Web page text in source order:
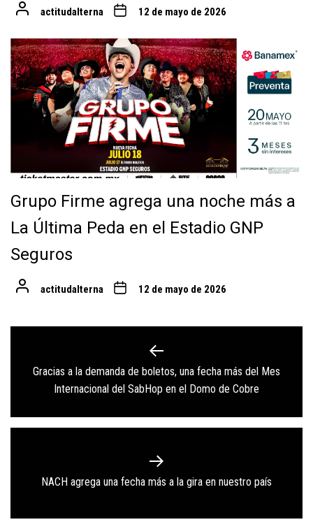
actitudalterna 12 de mayo de 2026
Grupo Firme agrega una noche más a
La Última Peda en el Estadio GNP
Seguros
actitudalterna 12 de mayo de 2026
entradas
Previous
post:
Gracias a la demanda de boletos, una fecha más del Mes
Internacional del SabHop en el Domo de Cobre
Next
NACH agrega una fecha más a la gira en nuestro país